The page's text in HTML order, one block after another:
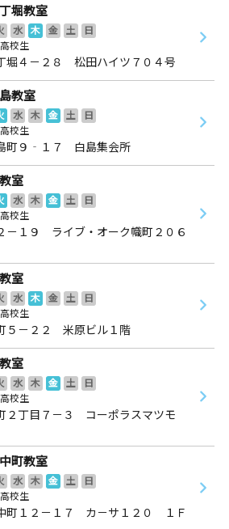
堀教室
水 木 金 土
日
校生
堀４－２８ 松田ハイツ７０４号
教室
水 木 金 土
日
校生
町９‐１７ 白島集会所
室
水 木 金 土
日
校生
－１９ ライブ・オーク幟町２０６
室
水 木 金 土
日
校生
５－２２ 米原ビル１階
室
水 木 金 土
日
校生
２丁目７－３ コーポラスマツモ
町教室
水 木 金 土
日
校生
町１２－１７ カ－サ１２０ １Ｆ